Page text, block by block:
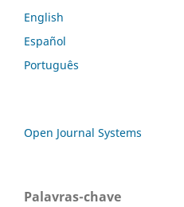
English
Español
Português
Open Journal Systems
Palavras-chave